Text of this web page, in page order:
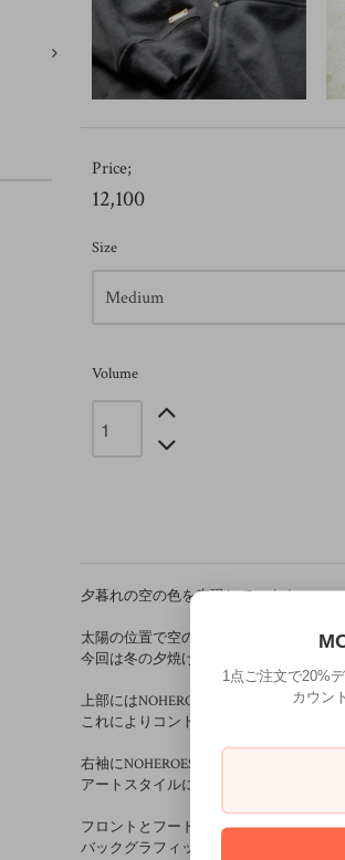
Price;
12,100
Size
Volume
夕暮れの空の色を表現しています。
太陽の位置で空の色が青から変わる瞬
今回は冬の夕焼けを再現。夏より紫外線
上部にはNOHEROESネーム、フィロソ
これによりコントラストの効いた仕上が
右袖にNOHEROESプレート。
アートスタイルに備えているブラスプレ
フロントとフードにはNOHEROESネーム
バックグラフィックを際立たせるために
1点ご注文で20%
カウン